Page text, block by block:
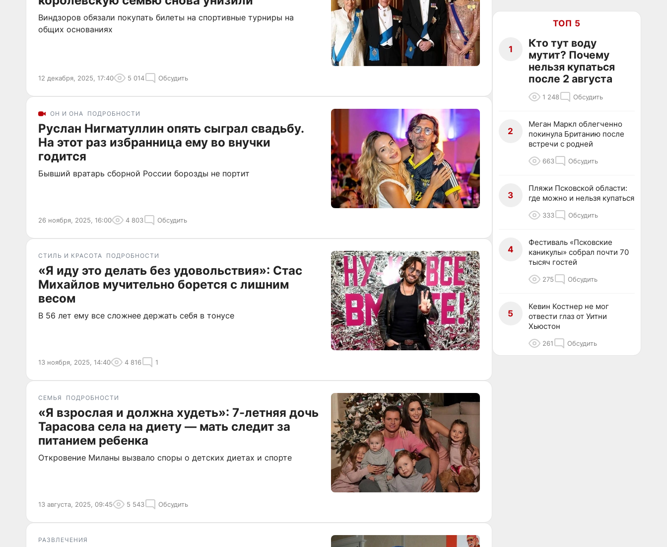
Виндзоров обязали покупать билеты на спортивные турниры на
общих основаниях
12 декабря, 2025, 17:40 5 014 Обсудить
ОН И ОНА ПОДРОБНОСТИ
Руслан Нигматуллин опять сыграл свадьбу.
На этот раз избранница ему во внучки
годится
Бывший вратарь сборной России борозды не портит
26 ноября, 2025, 16:00 4 803 Обсудить
СТИЛЬ И КРАСОТА ПОДРОБНОСТИ
«Я иду это делать без удовольствия»: Стас
Михайлов мучительно борется с лишним
весом
В 56 лет ему все сложнее держать себя в тонусе
13 ноября, 2025, 14:40 4 816 1
СЕМЬЯ ПОДРОБНОСТИ
«Я взрослая и должна худеть»: 7-летняя дочь
Тарасова села на диету — мать следит за
питанием ребенка
Откровение Миланы вызвало споры о детских диетах и спорте
13 августа, 2025, 09:45 5 543 Обсудить
РАЗВЛЕЧЕНИЯ
ТОП 5
1
Кто тут воду
мутит? Почему
нельзя купаться
после 2 августа
1 248 Обсудить
2
Меган Маркл облегченно
покинула Британию после
встречи с родней
663 Обсудить
3
Пляжи Псковской области:
где можно и нельзя купаться
333 Обсудить
4
Фестиваль «Псковские
каникулы» собрал почти 70
тысяч гостей
275 Обсудить
5
Кевин Костнер не мог
отвести глаз от Уитни
Хьюстон
261 Обсудить